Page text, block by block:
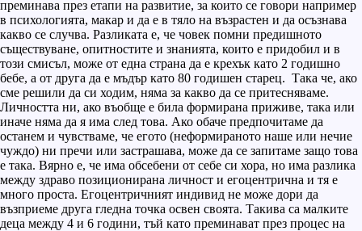
преминава през етапи на развитие, за които се говори например
в психологията, макар и да е в тяло на възрастен и да осъзнава
какво се случва. Разликата е, че човек помни предишното
съществуване, опитностите и знанията, които е придобил и в
този смисъл, може от една страна да е крехък като 2 годишно
бебе, а от друга да е мъдър като 80 годишен старец. Така че, ако
сме решили да си ходим, няма за какво да се притесняваме.
Личността ни, ако въобще е била формирана приживе, така или
иначе няма да я има след това. Ако обаче предпочитаме да
останем и чувстваме, че егото (неформираното наше или нечие
чуждо) ни пречи или застрашава, може да се запитаме защо това
е така. Вярно е, че има обсебени от себе си хора, но има разлика
между здраво позиционирана личност и егоцентрична и тя е
много проста. Егоцентричният индивид не може дори да
възприеме друга гледна точка освен своята. Такива са малките
деца между 4 и 6 години, тъй като преминават през процес на